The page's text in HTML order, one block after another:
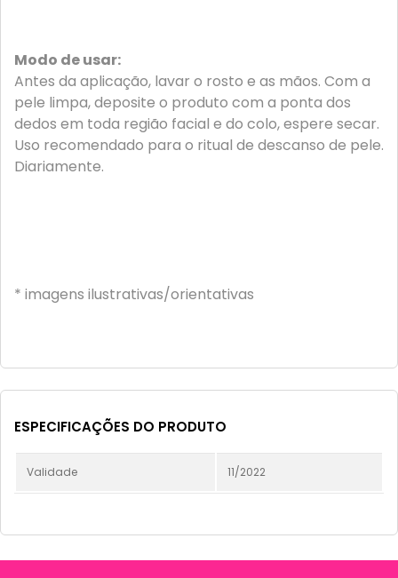
Modo de usar:
Antes da aplicação, lavar o rosto e as mãos. Com a
pele limpa, deposite o produto com a ponta dos
dedos em toda região facial e do colo, espere secar.
Uso recomendado para o ritual de descanso de pele.
Diariamente.
* imagens ilustrativas/orientativas
ESPECIFICAÇÕES DO PRODUTO
Validade 11/2022